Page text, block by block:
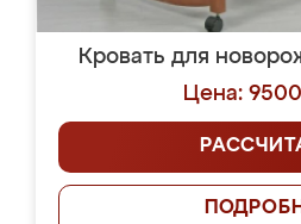
Кровать для
Цена: